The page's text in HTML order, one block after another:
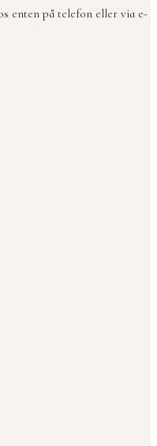
enten på telefon eller via e-